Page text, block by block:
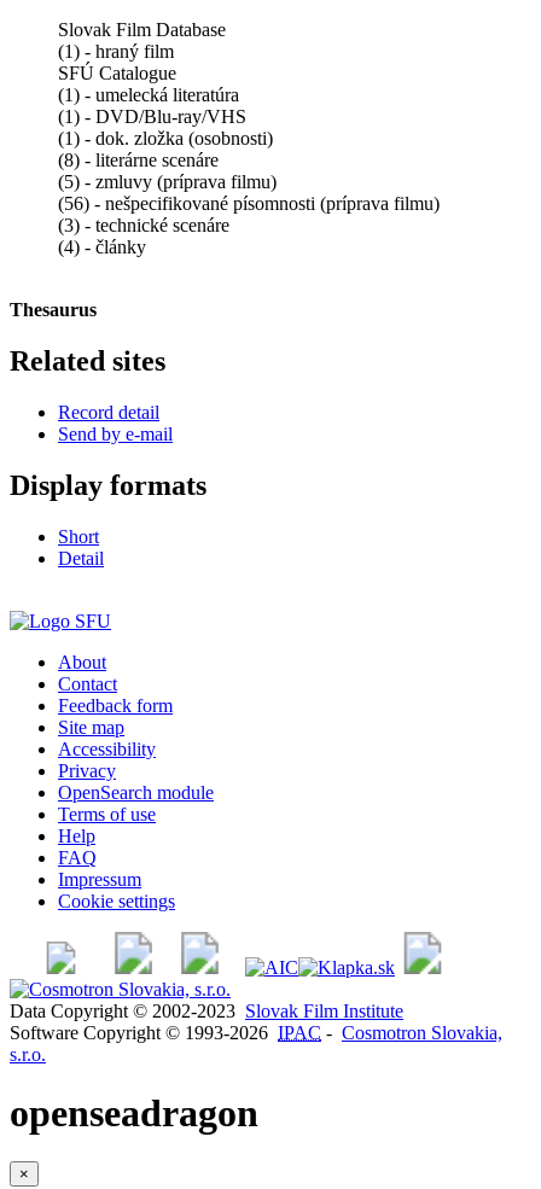
Slovak Film Database
(1) - hraný film
SFÚ Catalogue
(1) - umelecká literatúra
(1) - DVD/Blu-ray/VHS
(1) - dok. zložka (osobnosti)
(8) - literárne scenáre
(5) - zmluvy (príprava filmu)
(56) - nešpecifikované písomnosti (príprava filmu)
(3) - technické scenáre
(4) - články
Thesaurus
Related sites
Record detail
Send by e-mail
Display formats
Short
Detail
About
Contact
Feedback form
Site map
Accessibility
Privacy
OpenSearch module
Terms of use
Help
FAQ
Impressum
Cookie settings
Data Copyright © 2002-2023 Slovak Film Institute
Software Copyright © 1993-2026 IPAC - Cosmotron Slovakia,
s.r.o.
openseadragon
×